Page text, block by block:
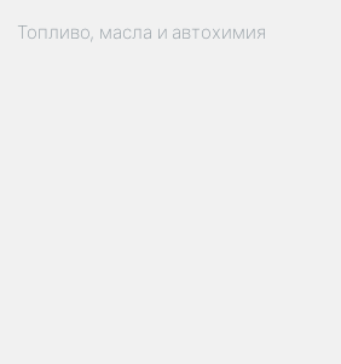
Топливо, масла и автохимия